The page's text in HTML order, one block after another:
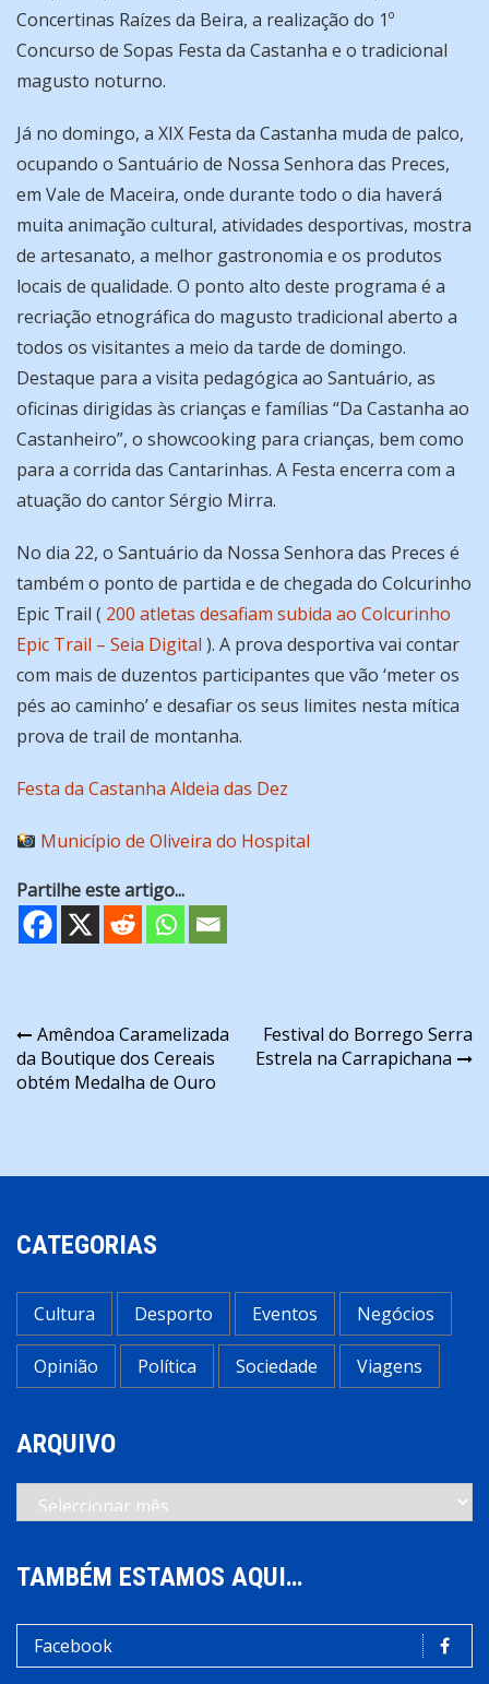
Concertinas Raízes da Beira, a realização do 1º
Concurso de Sopas Festa da Castanha e o tradicional
magusto noturno.
Já no domingo, a XIX Festa da Castanha muda de palco,
ocupando o Santuário de Nossa Senhora das Preces,
em Vale de Maceira, onde durante todo o dia haverá
muita animação cultural, atividades desportivas, mostra
de artesanato, a melhor gastronomia e os produtos
locais de qualidade. O ponto alto deste programa é a
recriação etnográfica do magusto tradicional aberto a
todos os visitantes a meio da tarde de domingo.
Destaque para a visita pedagógica ao Santuário, as
oficinas dirigidas às crianças e famílias “Da Castanha ao
Castanheiro”, o showcooking para crianças, bem como
para a corrida das Cantarinhas. A Festa encerra com a
atuação do cantor Sérgio Mirra.
No dia 22, o Santuário da Nossa Senhora das Preces é
também o ponto de partida e de chegada do Colcurinho
Epic Trail ( 200 atletas desafiam subida ao Colcurinho
Epic Trail – Seia Digital ). A prova desportiva vai contar
com mais de duzentos participantes que vão ‘meter os
pés ao caminho’ e desafiar os seus limites nesta mítica
prova de trail de montanha.
Festa da Castanha Aldeia das Dez
Município de Oliveira do Hospital
Partilhe este artigo...
Navegação
de
Amêndoa Caramelizada
da Boutique dos Cereais
obtém Medalha de Ouro
Festival do Borrego Serra
Estrela na Carrapichana
CATEGORIAS
Cultura Desporto Eventos Negócios
Opinião Política Sociedade Viagens
ARQUIVO
Arquivo
TAMBÉM ESTAMOS AQUI…
Facebook